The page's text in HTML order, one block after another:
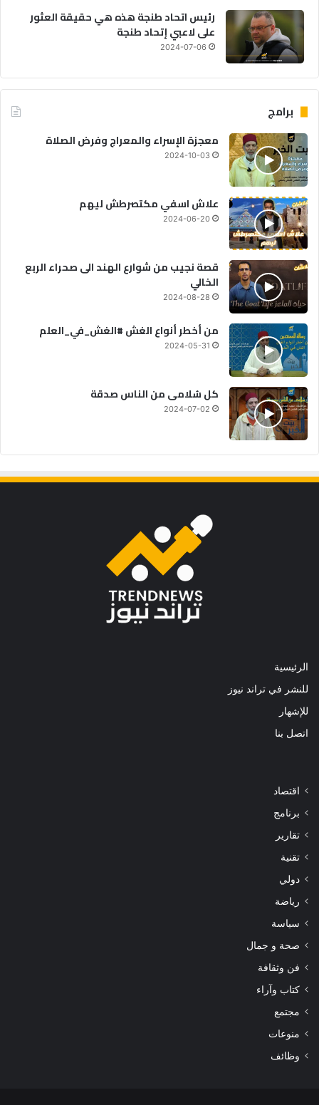
رئيس اتحاد طنجة هذه هي حقيقة العثور
على لاعبي إتحاد طنجة
2024-07-06
برامج
معجزة الإسراء والمعراج وفرض الصلاة
2024-10-03
علاش اسفي مكتصرطش ليهم
2024-06-20
قصة نجيب من شوارع الهند الى صحراء الربع
الخالي
2024-08-28
من أخطر أنواع الغش #الغش_في_العلم
2024-05-31
كل سُلامى من الناس صدقة
2024-07-02
الرئيسية
للنشر في تراند نيوز
للإشهار
اتصل بنا
اقتصاد
برنامج
تقارير
تقنية
دولي
رياضة
سياسة
صحة و جمال
فن وثقافة
كتاب وآراء
مجتمع
منوعات
وظائف